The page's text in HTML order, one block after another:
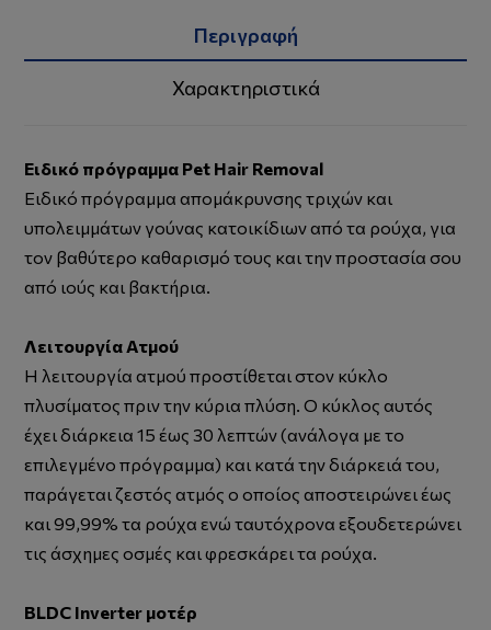
Περιγραφή
Χαρακτηριστικά
Ειδικό πρόγραμμα Pet Hair Removal
Ειδικό πρόγραμμα απομάκρυνσης τριχών και
υπολειμμάτων γούνας κατοικίδιων από τα ρούχα, για
τον βαθύτερο καθαρισμό τους και την προστασία σου
από ιούς και βακτήρια.
Λειτουργία Ατμού
Η λειτουργία ατμού προστίθεται στον κύκλο
πλυσίματος πριν την κύρια πλύση. Ο κύκλος αυτός
έχει διάρκεια 15 έως 30 λεπτών (ανάλογα με το
επιλεγμένο πρόγραμμα) και κατά την διάρκειά του,
παράγεται ζεστός ατμός ο οποίος αποστειρώνει έως
και 99,99% τα ρούχα ενώ ταυτόχρονα εξουδετερώνει
τις άσχημες οσμές και φρεσκάρει τα ρούχα.
BLDC Inverter μοτέρ